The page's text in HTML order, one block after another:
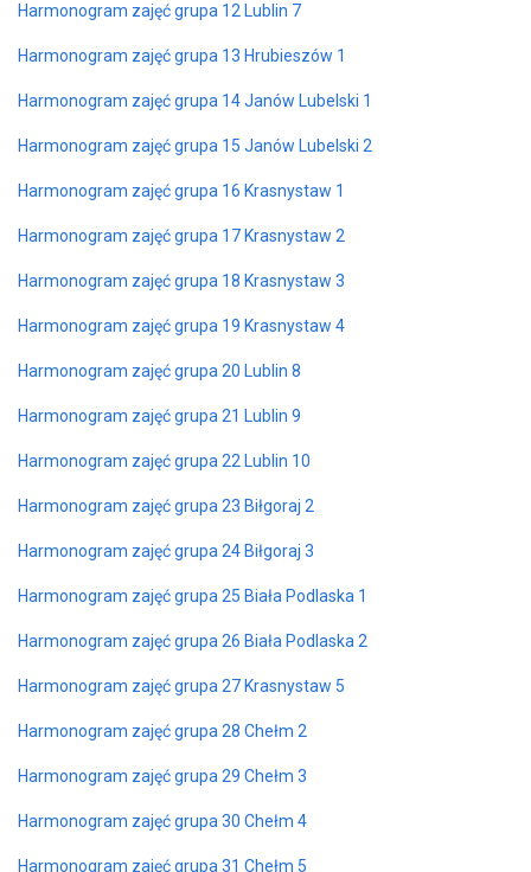
Harmonogram zajęć grupa 12 Lublin 7
Harmonogram zajęć grupa 13 Hrubieszów 1
Harmonogram zajęć grupa 14 Janów Lubelski 1
Harmonogram zajęć grupa 15 Janów Lubelski 2
Harmonogram zajęć grupa 16 Krasnystaw 1
Harmonogram zajęć grupa 17 Krasnystaw 2
Harmonogram zajęć grupa 18 Krasnystaw 3
Harmonogram zajęć grupa 19 Krasnystaw 4
Harmonogram zajęć grupa 20 Lublin 8
Harmonogram zajęć grupa 21 Lublin 9
Harmonogram zajęć grupa 22 Lublin 10
Harmonogram zajęć grupa 23 Biłgoraj 2
Harmonogram zajęć grupa 24 Biłgoraj 3
Harmonogram zajęć grupa 25 Biała Podlaska 1
Harmonogram zajęć grupa 26 Biała Podlaska 2
Harmonogram zajęć grupa 27 Krasnystaw 5
Harmonogram zajęć grupa 28 Chełm 2
Harmonogram zajęć grupa 29 Chełm 3
Harmonogram zajęć grupa 30 Chełm 4
Harmonogram zajęć grupa 31 Chełm 5